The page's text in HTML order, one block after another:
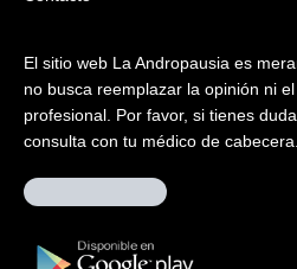
El sitio web La Andropausia es
no busca reemplazar la opinión ni
profesional. Por favor, si tienes
consulta con tu médico de cabecera.